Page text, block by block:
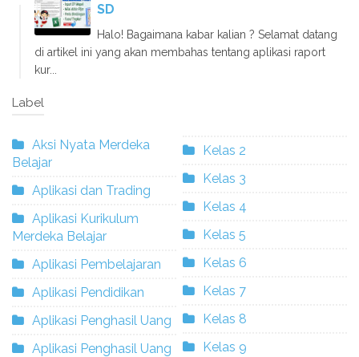
SD
Halo! Bagaimana kabar kalian ? Selamat datang
di artikel ini yang akan membahas tentang aplikasi raport
kur...
Label
Aksi Nyata Merdeka
Belajar
Aplikasi dan Trading
Aplikasi Kurikulum
Merdeka Belajar
Aplikasi Pembelajaran
Aplikasi Pendidikan
Aplikasi Penghasil Uang
Aplikasi Penghasil Uang
Kelas 2
Kelas 3
Kelas 4
Kelas 5
Kelas 6
Kelas 7
Kelas 8
Kelas 9